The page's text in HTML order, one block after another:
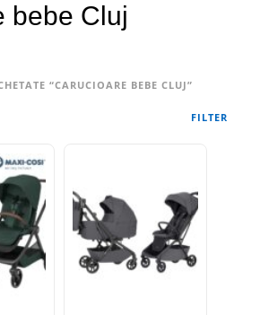
bebe Cluj
“CARUCIOARE BEBE CLUJ”
FILTER